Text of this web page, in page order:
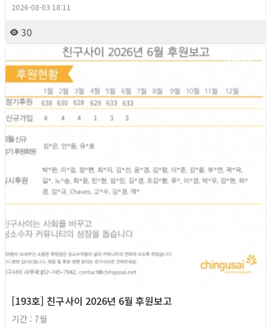
2026-08-03 18:11
30
2026년
[193호] 친구사이 2026년 6월 후원보고
기간 : 7월